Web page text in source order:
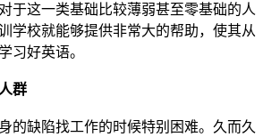
于这一类基础比较薄弱甚至零基础的人
学校就能够提供非常大的帮助，使其从
习好英语。
群
的缺陷找工作的时候特别困难。久而久